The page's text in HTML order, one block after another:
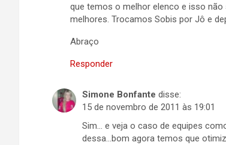
que temos o melhor elenco e isso
melhores. Trocamos Sobis por Jô e
Abraço
Responder
Simone Bonfante disse:
15 de novembro de 2011 às 19:01
Sim… e veja o caso de equipes
dessa…bom agora temos que